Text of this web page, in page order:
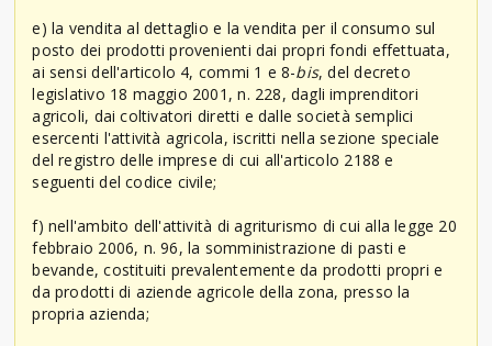
e) la vendita al dettaglio e la vendita per il consumo sul
posto dei prodotti provenienti dai propri fondi effettuata,
ai sensi dell'articolo 4, commi 1 e 8-bis, del decreto
legislativo 18 maggio 2001, n. 228, dagli imprenditori
agricoli, dai coltivatori diretti e dalle società semplici
esercenti l'attività agricola, iscritti nella sezione speciale
del registro delle imprese di cui all'articolo 2188 e
seguenti del codice civile;
f) nell'ambito dell'attività di agriturismo di cui alla legge 20
febbraio 2006, n. 96, la somministrazione di pasti e
bevande, costituiti prevalentemente da prodotti propri e
da prodotti di aziende agricole della zona, presso la
propria azienda;